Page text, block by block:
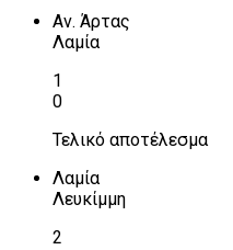
Αν. Άρτας
Λαμία
1
0
Τελικό αποτέλεσμα
Λαμία
Λευκίμμη
2